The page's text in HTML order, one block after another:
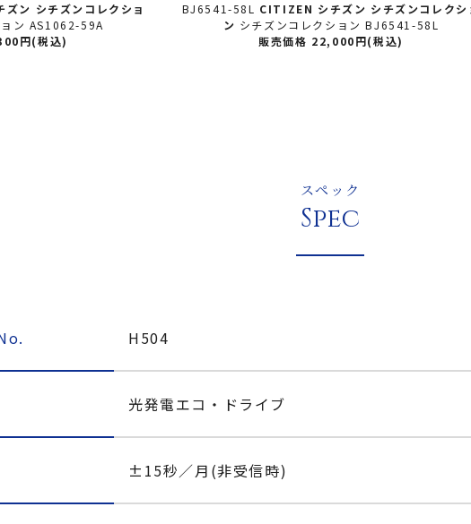
ズン シチズンコレクショ
ン AS1062-59A
円(税込)
BJ6541-58L CITIZEN シチズン シチズンコレクシ
ン シチズンコレクション BJ6541-58L
販売価格 22,000円(税込)
スペック
Spec
H504
光発電エコ・ドライブ
±15秒／月(非受信時)